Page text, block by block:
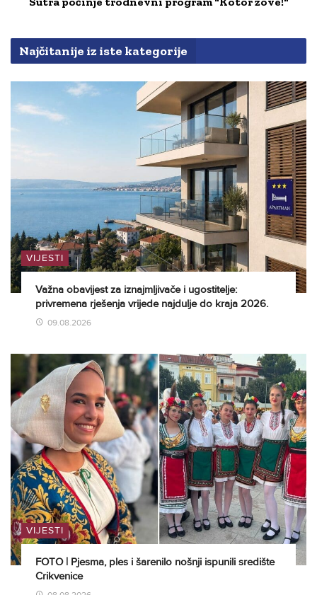
Najčitanije iz iste kategorije
VIJESTI
Važna obavijest za iznajmljivače i ugostitelje:
privremena rješenja vrijede najdulje do kraja 2026.
09.08.2026
VIJESTI
FOTO | Pjesma, ples i šarenilo nošnji ispunili središte
Crikvenice